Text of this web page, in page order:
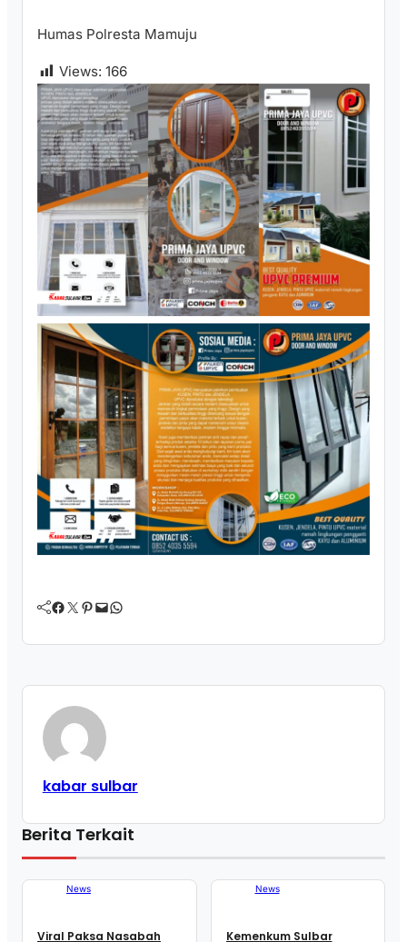
Humas Polresta Mamuju
Views: 166
Facebook Twitter Pinterest Mail WhatsApp
kabar sulbar
Berita Terkait
News
Viral Paksa Nasabah
News
Kemenkum Sulbar